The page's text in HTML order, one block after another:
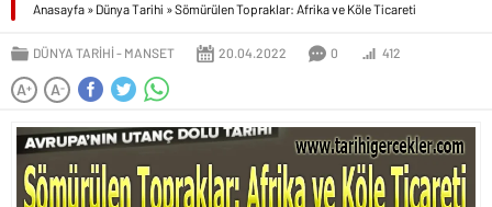
Anasayfa » Dünya Tarihi »Sömürülen Topraklar: Afrika ve Köle Ticareti
DÜNYA TARIHI MANSET 20.04.2022 0 412
A+ A-